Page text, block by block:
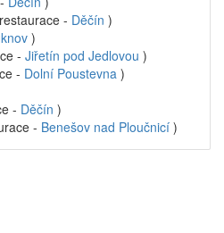
- Děčín )
)
- Jiřetín pod Jedlovou )
- Dolní Poustevna )
- Děčín )
- Benešov nad Ploučnicí )